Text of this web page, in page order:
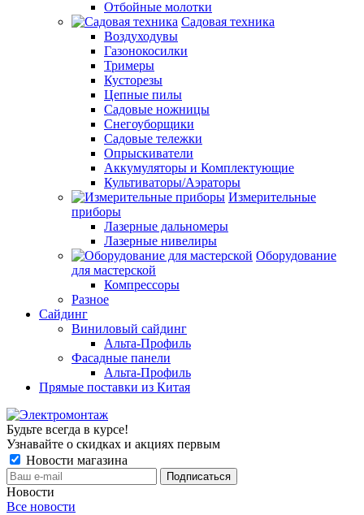
Отбойные молотки
Садовая техника
Воздуходувы
Газонокосилки
Тримеры
Кусторезы
Цепные пилы
Садовые ножницы
Снегоуборщики
Садовые тележки
Опрыскиватели
Аккумуляторы и Комплектующие
Культиваторы/Аэраторы
Измерительные
приборы
Лазерные дальномеры
Лазерные нивелиры
Оборудование
для мастерской
Компрессоры
Разное
Сайдинг
Виниловый сайдинг
Альта-Профиль
Фасадные панели
Альта-Профиль
Прямые поставки из Китая
Будьте всегда в курсе!
Узнавайте о скидках и акциях первым
Новости магазина
Новости
Все новости